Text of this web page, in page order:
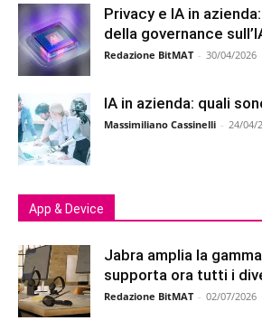
Privacy e IA in
della governance
Redazione BitMAT - 30/04/2026
IA in azienda: quali
Massimiliano Cassinelli - 24/04/
App & Device
Jabra amplia la
supporta ora tutti i
Redazione BitMAT - 02/07/2026